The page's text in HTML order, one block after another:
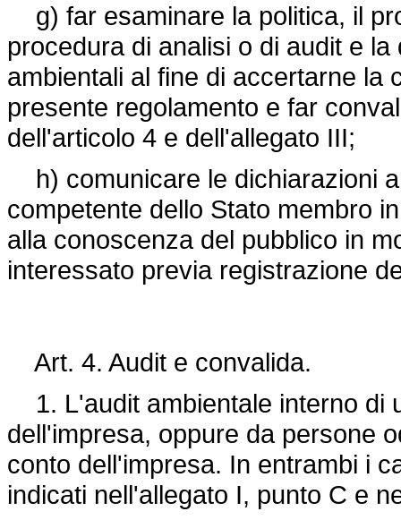
g) far esaminare la politica, il
procedura di analisi o di audit e
ambientali al fine di accertarne la
presente regolamento e far
dell'articolo 4 e dell'allegato III;
h) comunicare le dichiarazioni
competente dello Stato membro
alla conoscenza del pubblico in
interessato previa registrazione
Art. 4. Audit e convalida.
1. L'audit ambientale interno di
dell'impresa, oppure da persone
conto dell'impresa. In entrambi i
indicati nell'allegato I, punto C e